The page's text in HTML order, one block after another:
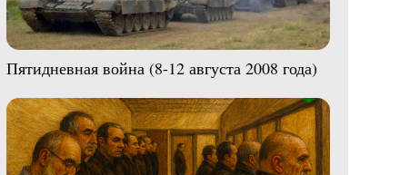
Пятидневная война (8-12 августа 2008 года)